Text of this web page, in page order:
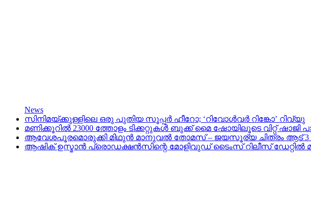
News
സിനിമയ്ക്കുള്ളിലെ ഒരു പുതിയ സൂപ്പർ ഹീറോ; ‘റിവോൾവർ റിങ്കോ’ റിവ്യു
മണിക്കൂറിൽ 23000 ത്തോളം ടിക്കറ്റുകൾ ബുക്ക് മൈ ഷോയിലൂടെ വിറ്റ്
ആവേശപൂരമൊരുക്കി മിഥുൻ മാനുവൽ തോമസ് – ജയസൂര്യ ചിത്രം ആട് 3
ആഷിക് ഉസ്മാൻ പ്രൊഡക്ഷൻസിന്റെ മോളിവുഡ് ടൈംസ് റിലീസ് ഡേറ്റിൽ